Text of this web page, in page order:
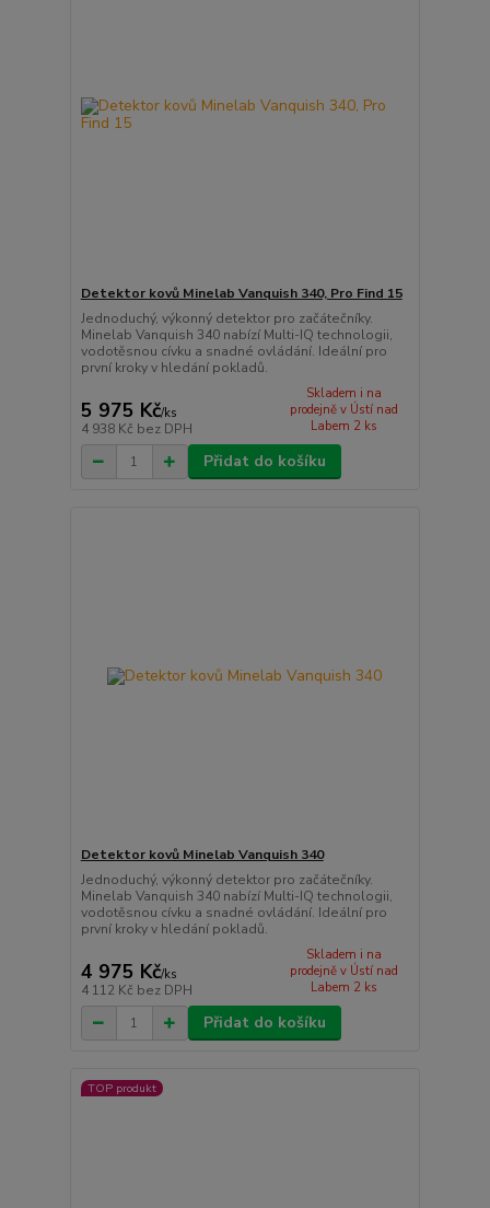
Detektor kovů Minelab Vanquish 340, Pro Find 15
Jednoduchý, výkonný detektor pro začátečníky.
Minelab Vanquish 340 nabízí Multi-IQ technologii,
vodotěsnou cívku a snadné ovládání. Ideální pro
první kroky v hledání pokladů.
5 975 Kč/ks
4 938 Kč bez DPH
Skladem i na
prodejně v Ústí nad
Labem 2 ks
Přidat do košíku
Detektor kovů Minelab Vanquish 340
Jednoduchý, výkonný detektor pro začátečníky.
Minelab Vanquish 340 nabízí Multi-IQ technologii,
vodotěsnou cívku a snadné ovládání. Ideální pro
první kroky v hledání pokladů.
4 975 Kč/ks
4 112 Kč bez DPH
Skladem i na
prodejně v Ústí nad
Labem 2 ks
Přidat do košíku
TOP produkt